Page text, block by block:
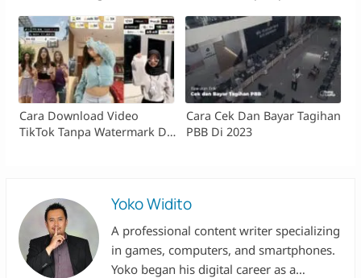
Cara Download Video
TikTok Tanpa Watermark Di
Cara Cek Dan Bayar Tagihan
PBB Di 2023
Yoko Widito
A professional content writer specializing
in games, computers, and smartphones.
Yoko began his digital career as a